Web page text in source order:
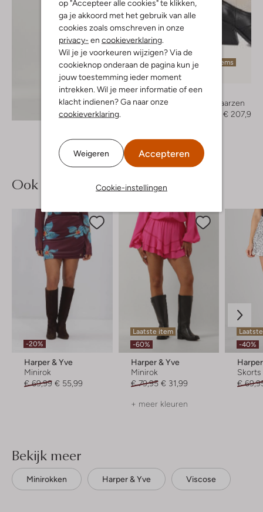
op "Accepteer alle cookies" te klikken,
ga je akkoord met het gebruik van alle
cookies zoals omschreven in onze
privacy- en cookieverklaring.
Wil je je voorkeuren wijzigen? Via de
cookieknop onderaan de pagina kun je
jouw toestemming ieder moment
intrekken. Wil je meer informatie of een
klacht indienen? Ga naar onze
cookieverklaring.
Weigeren Accepteren
Cookie-instellingen
Ontdek de look
Laatste items
Bronx
Cowboylaarzen
€ 207,95
Ook iets voor jou?
-20%
Harper & Yve
Minirok
€ 69,99 € 55,99
Laatste item
-60%
Harper & Yve
Minirok
€ 79,95 € 31,99
+ meer kleuren
-40%
Skorts
€
Bekijk meer
Minirokken Harper & Yve Viscose